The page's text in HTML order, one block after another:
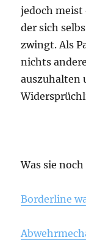
jedoch
der sich
zwingt. Als
nichts
auszuhalten
Was sie
Borderline